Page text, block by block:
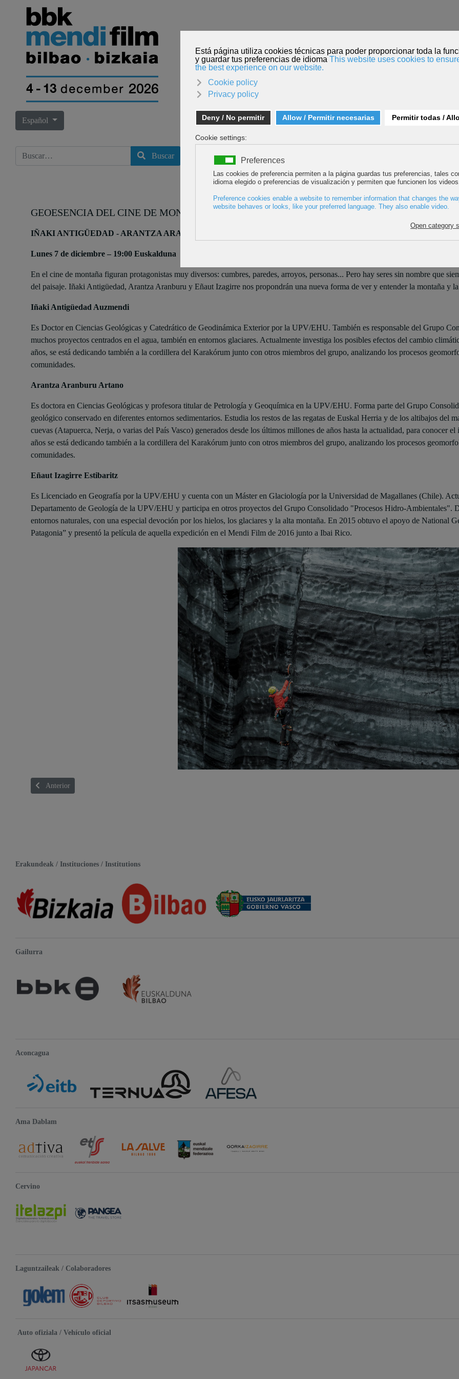
INICIO INSCRIPCIÓN PELÍCULAS MENDI TOUR KORDADA
Seleccione su idioma
Español
Buscar Buscar
GEOESENCIA DEL CINE DE MONTAÑA
IÑAKI ANTIGÜEDAD - ARANTZA ARANBURU - EÑAUT IZAGIRRE
Lunes 7 de diciembre – 19:00 Euskalduna
En el cine de montaña figuran protagonistas muy diversos: cumbres, paredes, arroyos, personas... Pero hay seres sin nombre que
del paisaje. Iñaki Antigüedad, Arantza Aranburu y Eñaut Izagirre nos propondrán una nueva forma de ver y entender la montaña y
Iñaki Antigüedad Auzmendi
Es Doctor en Ciencias Geológicas y Catedrático de Geodinámica Exterior por la UPV/EHU. También es responsable del Grupo
muchos proyectos centrados en el agua, también en entornos glaciares. Actualmente investiga los posibles efectos del cambio
años, se está dedicando también a la cordillera del Karakórum junto con otros miembros del grupo, analizando los procesos
comunidades.
Arantza Aranburu Artano
Es doctora en Ciencias Geológicas y profesora titular de Petrología y Geoquímica en la UPV/EHU. Forma parte del Grupo
geológico conservado en diferentes entornos sedimentarios. Estudia los restos de las regatas de Euskal Herria y de los altibajos del
cuevas (Atapuerca, Nerja, o varias del País Vasco) generados desde los últimos millones de años hasta la actualidad, para conocer
años se está dedicando también a la cordillera del Karakórum junto con otros miembros del grupo, analizando los procesos
comunidades.
Eñaut Izagirre Estibaritz
Es Licenciado en Geografía por la UPV/EHU y cuenta con un Máster en Glaciología por la Universidad de Magallanes (Chile).
Departamento de Geología de la UPV/EHU y participa en otros proyectos del Grupo Consolidado "Procesos Hidro-Ambientales".
entornos naturales, con una especial devoción por los hielos, los glaciares y la alta montaña. En 2015 obtuvo el apoyo de National
Patagonia” y presentó la película de aquella expedición en el Mendi Film de 2016 junto a Ibai Rico.
Artículo anterior: CUÁNTO ES MUCHO TIEMPO. RETAZOS DEL CAMINO
Anterior
Erakundeak / Instituciones / Institutions
Gailurra
Aconcagua
Ama Dablam
Cervino
Laguntzaileak / Colaboradores
Auto ofiziala / Vehículo oficial